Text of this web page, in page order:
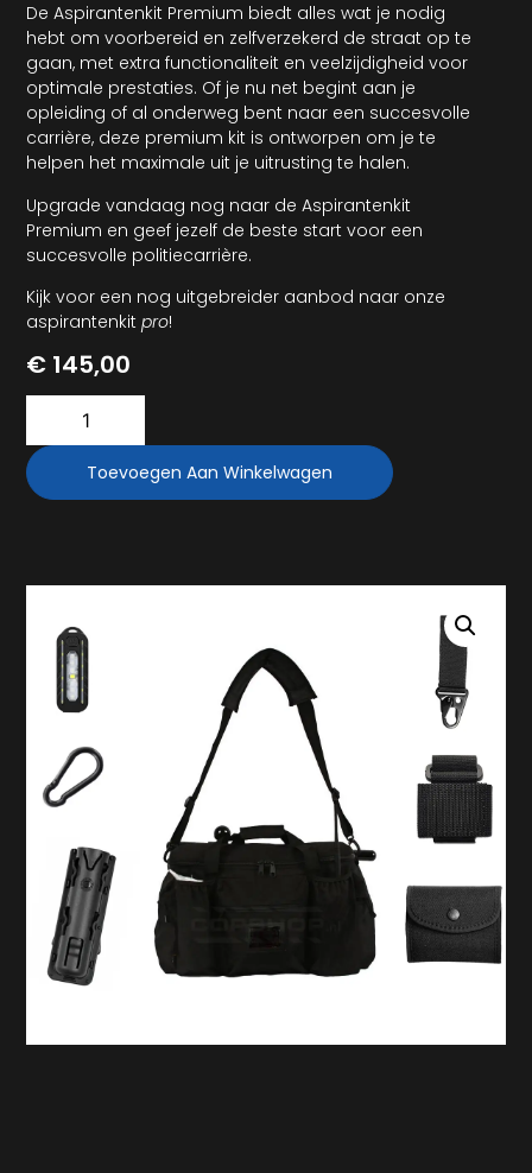
De Aspirantenkit Premium biedt alles wat je nodig
hebt om voorbereid en zelfverzekerd de straat op te
gaan, met extra functionaliteit en veelzijdigheid voor
optimale prestaties. Of je nu net begint aan je
opleiding of al onderweg bent naar een succesvolle
carrière, deze premium kit is ontworpen om je te
helpen het maximale uit je uitrusting te halen.
Upgrade vandaag nog naar de Aspirantenkit
Premium en geef jezelf de beste start voor een
succesvolle politiecarrière.
Kijk voor een nog uitgebreider aanbod naar onze
aspirantenkitpro!
€ 145,00
Toevoegen Aan Winkelwagen